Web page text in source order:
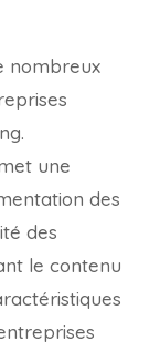
nombreux
une
des
des
le contenu